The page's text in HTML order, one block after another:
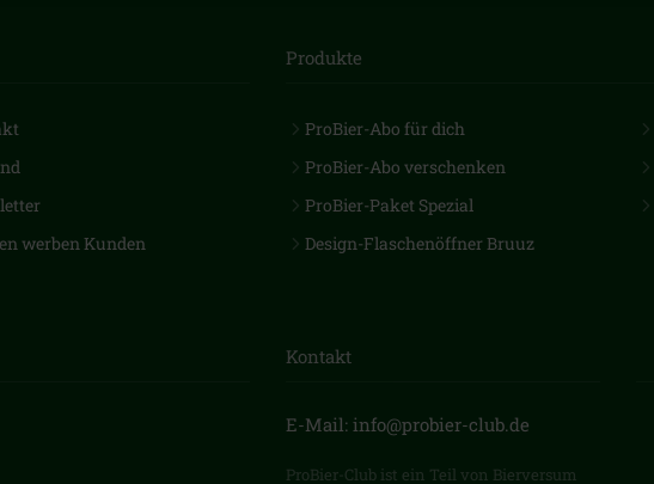
werben Kunden
Produkte
ProBier-Abo für dich
ProBier-Abo verschenken
ProBier-Paket Spezial
Design-Flaschenöffner Bruuz
Kontakt
E-Mail: info@probier-club.de
ProBier-Club ist ein Teil von Bierversum